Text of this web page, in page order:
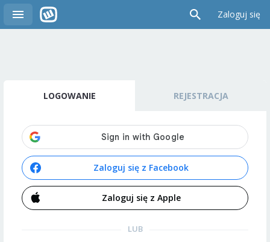
Zaloguj się
LOGOWANIE REJESTRACJA
Zaloguj się z Facebook
Zaloguj się z Apple
LUB